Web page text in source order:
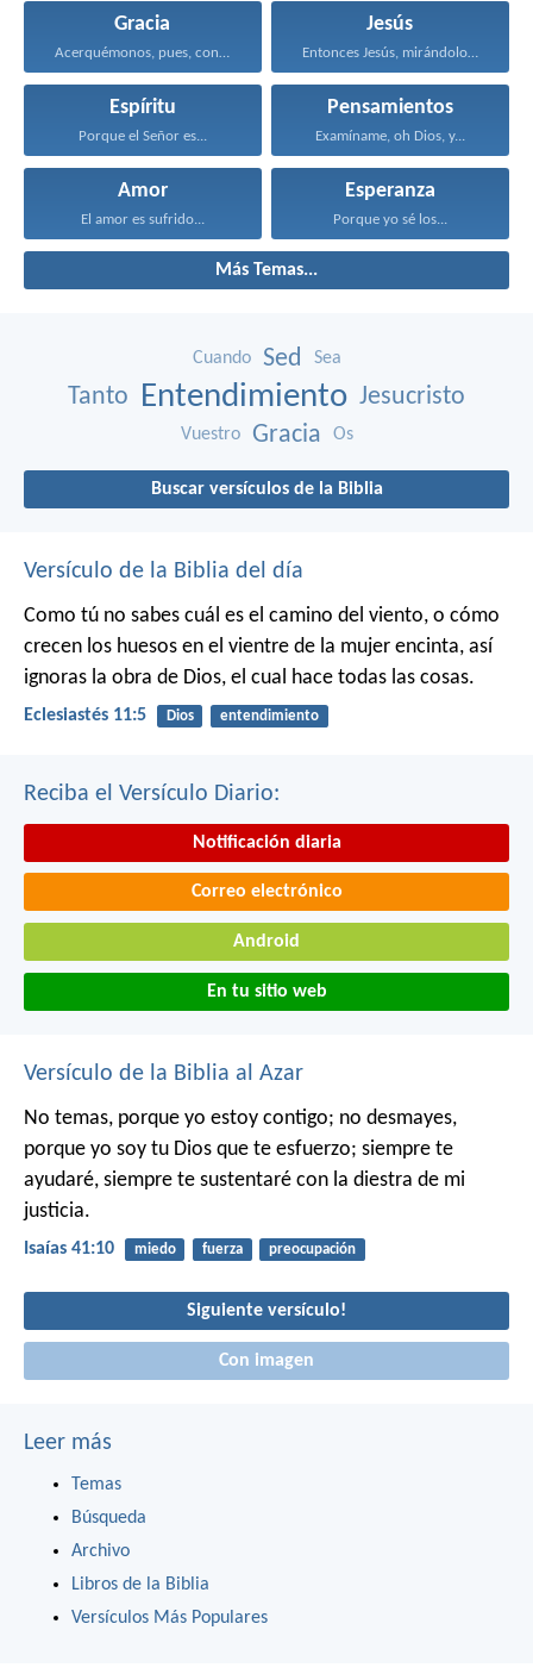
Gracia
Acerquémonos, pues, confiadamente al...
Jesús
Entonces Jesús, mirándolos, dijo...
Espíritu
Porque el Señor es...
Pensamientos
Examíname, oh Dios, y...
Amor
El amor es sufrido...
Esperanza
Porque yo sé los...
Más Temas...
Cuando Sed Sea
Tanto Entendimiento Jesucristo
Vuestro Gracia Os
Buscar versículos de la Biblia
Versículo de la Biblia del día
Como tú no sabes cuál es el camino del viento, o cómo
crecen los huesos en el vientre de la mujer encinta, así
ignoras la obra de Dios, el cual hace todas las cosas.
Eclesiastés 11:5 Dios entendimiento
Reciba el Versículo Diario:
Notificación diaria
Correo electrónico
Android
En tu sitio web
Versículo de la Biblia al Azar
No temas, porque yo estoy contigo; no desmayes,
porque yo soy tu Dios que te esfuerzo; siempre te
ayudaré, siempre te sustentaré con la diestra de mi
justicia.
Isaías 41:10 miedo fuerza preocupación
Siguiente versículo!
Con imagen
Leer más
Temas
Búsqueda
Archivo
Libros de la Biblia
Versículos Más Populares